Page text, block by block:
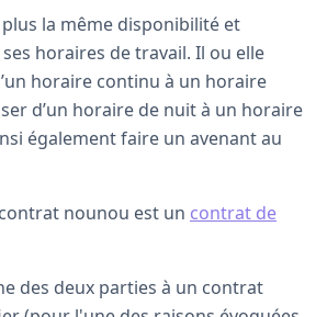
la même disponibilité et
horaires de travail. Il ou elle
horaire continu à un horaire
d’un horaire de nuit à un horaire
également faire un avenant au
nounou est un contrat de
des deux parties à un contrat